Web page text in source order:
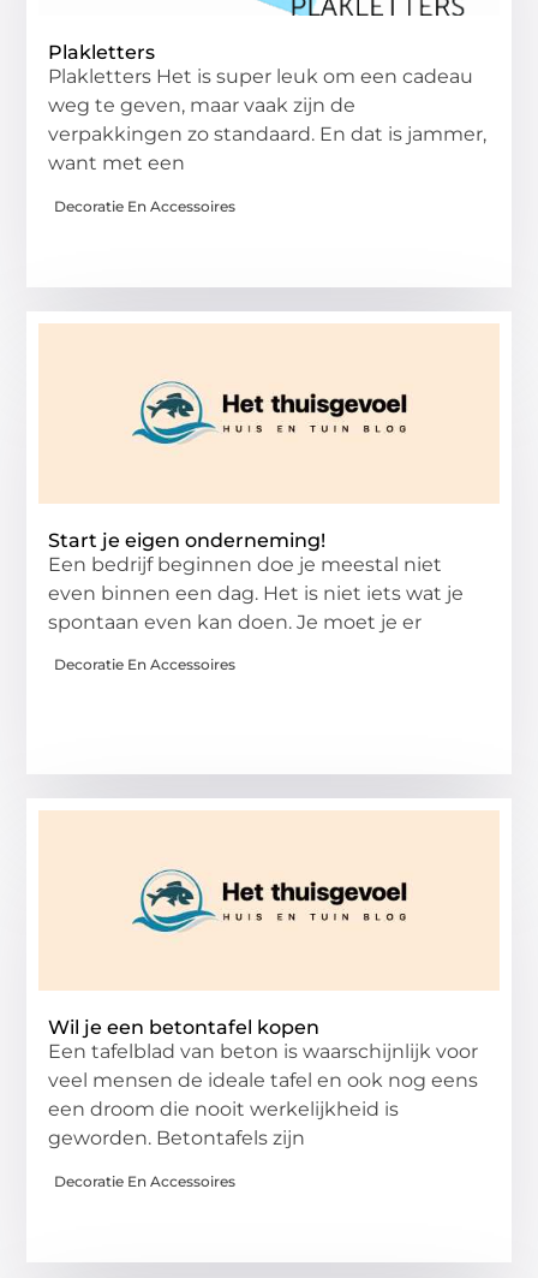
Plakletters
Plakletters Het is super leuk om een cadeau
weg te geven, maar vaak zijn de
verpakkingen zo standaard. En dat is jammer,
want met een
Decoratie En Accessoires
Start je eigen onderneming!
Een bedrijf beginnen doe je meestal niet
even binnen een dag. Het is niet iets wat je
spontaan even kan doen. Je moet je er
Decoratie En Accessoires
Wil je een betontafel kopen
Een tafelblad van beton is waarschijnlijk voor
veel mensen de ideale tafel en ook nog eens
een droom die nooit werkelijkheid is
geworden. Betontafels zijn
Decoratie En Accessoires